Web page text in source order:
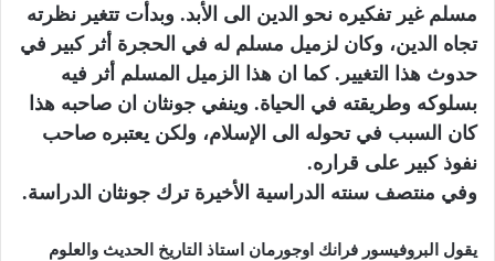
مسلم غير تفكيره نحو الدين الى الأبد. وبدأت تتغير نظرته
تجاه الدين، وكان لزميل مسلم له في الحجرة أثر كبير في
حدوث هذا التغيير. كما ان هذا الزميل المسلم أثر فيه
بسلوكه وطريقته في الحياة. وينفي جونثان ان صاحبه هذا
كان السبب في تحوله الى الإسلام، ولكن يعتبره صاحب
نفوذ كبير على قراره.
وفي منتصف سنته الدراسية الأخيرة ترك جونثان الدراسة.
يقول البروفيسور فرانك اوجورمان استاذ التاريخ الحديث والعلوم